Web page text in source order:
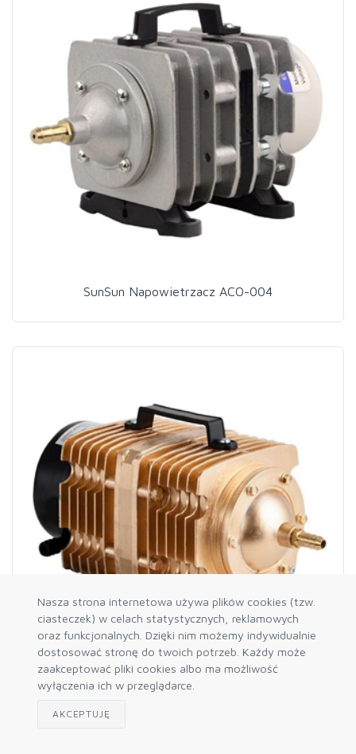
Nasza strona internetowa używa plików cookies (tzw.
ciasteczek) w celach statystycznych, reklamowych
oraz funkcjonalnych. Dzięki nim możemy indywidualnie
dostosować stronę do twoich potrzeb. Każdy może
zaakceptować pliki cookies albo ma możliwość
wyłączenia ich w przeglądarce.
AKCEPTUJĘ
SunSun Napowietrzacz ACO-004
SunSun Napowietrzacz ACO-005